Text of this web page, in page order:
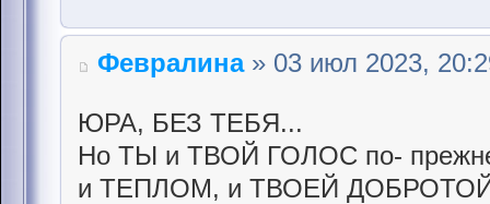
Февралина» 03 июл 2023,
ЮРА, БЕЗ ТЕБЯ...
Но ТЫ и ТВОЙ ГОЛОС по-
и ТЕПЛОМ, и ТВОЕЙ